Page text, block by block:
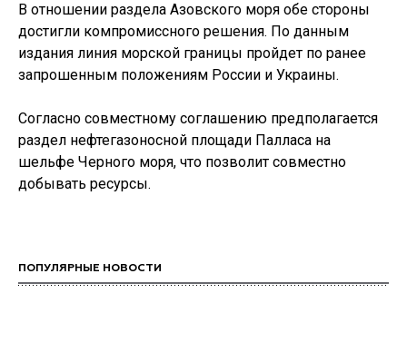
В отношении раздела Азовского моря обе стороны
достигли компромиссного решения. По данным
издания линия морской границы пройдет по ранее
запрошенным положениям России и Украины.
Согласно совместному соглашению предполагается
раздел нефтегазоносной площади Палласа на
шельфе Черного моря, что позволит совместно
добывать ресурсы.
ПОПУЛЯРНЫЕ НОВОСТИ